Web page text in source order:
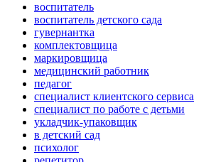
воспитатель
воспитатель детского сада
гувернантка
комплектовщица
маркировщица
медицинский работник
педагог
специалист клиентского сервиса
специалист по работе с детьми
укладчик-упаковщик
в детский сад
психолог